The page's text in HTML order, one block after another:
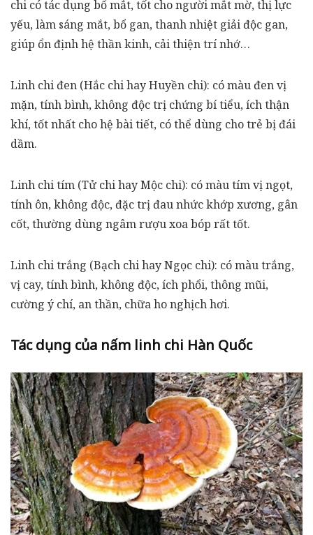
chi có tác dụng bổ mắt, tốt cho người mắt mờ, thị lực
yếu, làm sáng mắt, bổ gan, thanh nhiệt giải độc gan,
giúp ổn định hệ thần kinh, cải thiện trí nhớ…
Linh chi đen (Hắc chi hay Huyền chi): có màu đen vị
mặn, tính bình, không độc trị chứng bí tiểu, ích thận
khí, tốt nhất cho hệ bài tiết, có thể dùng cho trẻ bị đái
dầm.
Linh chi tím (Tử chi hay Mộc chi): có màu tím vị ngọt,
tính ôn, không độc, đặc trị đau nhức khớp xương, gân
cốt, thường dùng ngâm rượu xoa bóp rất tốt.
Linh chi trắng (Bạch chi hay Ngọc chi): có màu trắng,
vị cay, tính bình, không độc, ích phổi, thông mũi,
cường ý chí, an thần, chữa ho nghịch hơi.
Tác dụng của nấm linh chi Hàn Quốc